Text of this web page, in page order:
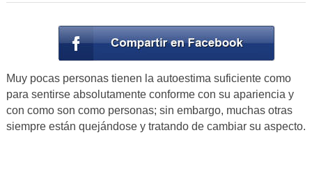
Muy pocas personas tienen la autoestima suficiente como
para sentirse absolutamente conforme con su apariencia y
con como son como personas; sin embargo, muchas otras
siempre están quejándose y tratando de cambiar su aspecto.